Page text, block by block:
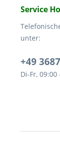
Service
unter:
+49
Di-Fr,